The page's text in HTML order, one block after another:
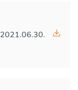
2021.06.30.